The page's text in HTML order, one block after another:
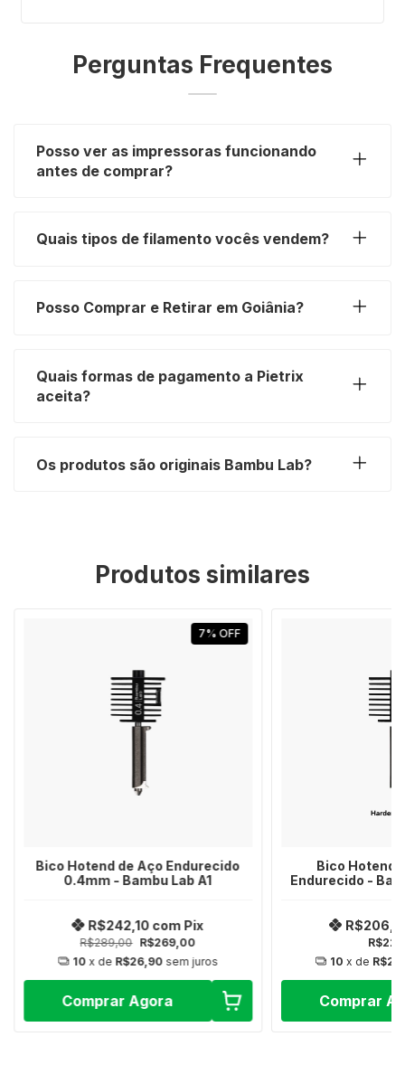
Perguntas Frequentes
Posso ver as impressoras funcionando
antes de comprar?
Quais tipos de filamento vocês vendem?
Posso Comprar e Retirar em Goiânia?
Quais formas de pagamento a Pietrix
aceita?
Os produtos são originais Bambu Lab?
Produtos similares
7%OFF
Bico Hotend de Aço Endurecido
0.4mm - Bambu Lab A1
R$289,00 R$269,00
R$242,10 com Pix
10 x de R$26,90 sem juros
Comprar Agora
Bico Hotend
Endurecido -
10 x de
Comprar